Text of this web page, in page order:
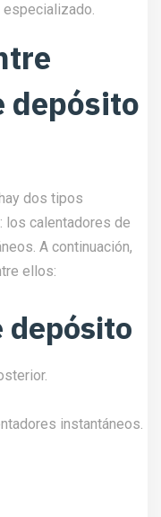
especializado.
depósito
dos tipos
los calentadores de
A continuación,
ellos:
depósito
instantáneos.